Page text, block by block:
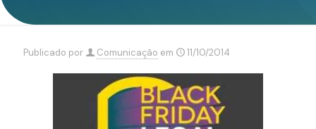
Publicado por Comunicação em 11/10/2014